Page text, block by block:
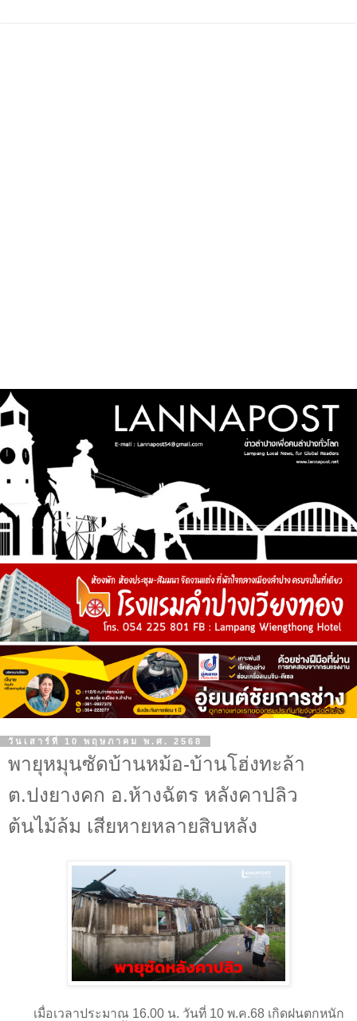
วันเสาร์ที่ 10 พฤษภาคม พ.ศ. 2568
พายุหมุนซัดบ้านหม้อ-บ้านโฮ่งทะล้า
ต.ปงยางคก อ.ห้างฉัตร หลังคาปลิว
ต้นไม้ล้ม เสียหายหลายสิบหลัง
เมื่อเวลาประมาณ 16.00 น. วันที่ 10 พ.ค.68 เกิดฝนตกหนัก